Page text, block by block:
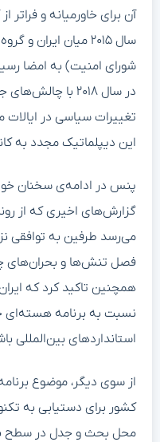
آن برای خاورمیانه و
شورای امنیت) به امضا
در سال ۲۰۱۸ با
تغییرات سیاسی در ایالات
این دیپلماتیک مجدد به
پنس در ادامه‌ی سخنان
گزارش‌های اخیری که از
می‌رسد طرفین به توافقی
فصل تنش‌ها و بحران‌های
همچنین تاکید کرد که
نسبت به برنامه هسته‌ای
استانداردهای بین‌المللی
از سوی دیگر، موضوع
کشور برای دستیابی به
محل بحث و جدل در سطح